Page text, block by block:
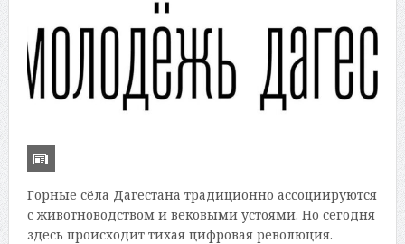
Горные сёла Дагестана традиционно ассоциируются
с животноводством и вековыми устоями. Но сегодня
здесь происходит тихая цифровая революция.